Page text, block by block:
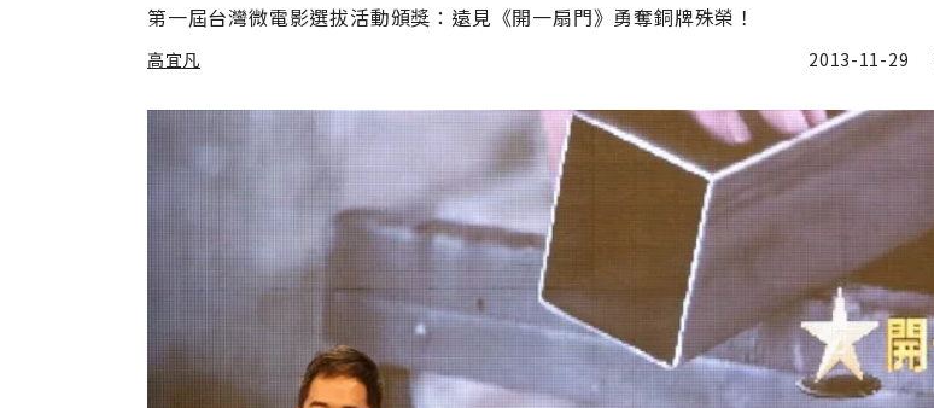
第一屆台灣微電影選拔活動頒獎：遠見《開一扇門》勇奪銅牌殊榮！
高宜凡 2013-11-29